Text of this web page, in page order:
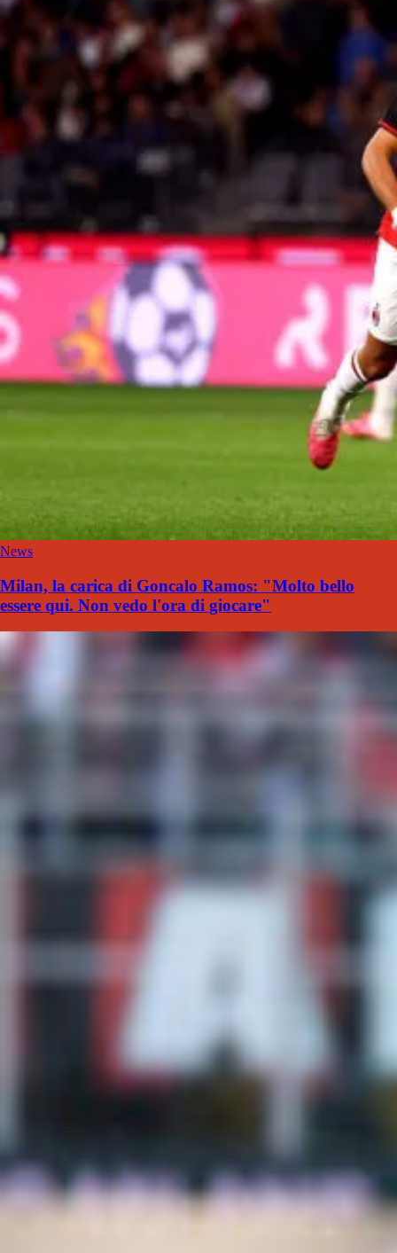
News
Milan, la carica di Goncalo Ramos: "Molto bello
essere qui. Non vedo l'ora di giocare"